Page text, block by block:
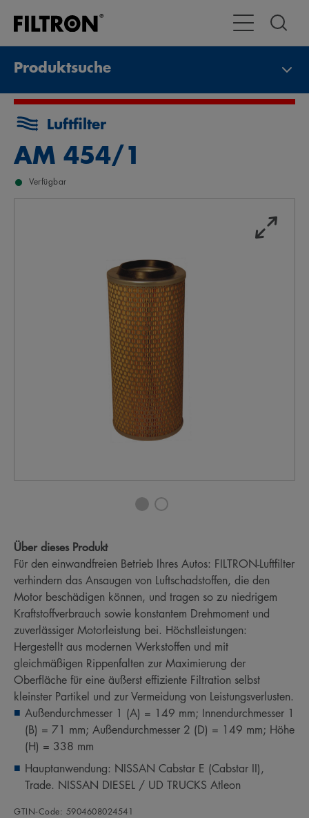
Toggle
Produktsuche
Luftfilter
AM 454/1
Verfügbar
Über dieses Produkt
Für den einwandfreien Betrieb Ihres Autos: FILTRON-Luftfilter
verhindern das Ansaugen von Luftschadstoffen, die den
Motor beschädigen können, und tragen so zu niedrigem
Kraftstoffverbrauch sowie konstantem Drehmoment und
zuverlässiger Motorleistung bei. Höchstleistungen:
Hergestellt aus modernen Werkstoffen und mit
gleichmäßigen Rippenfalten zur Maximierung der
Oberfläche für eine äußerst effiziente Filtration selbst
kleinster Partikel und zur Vermeidung von Leistungsverlusten.
Außendurchmesser 1 (A) = 149 mm; Innendurchmesser 1
(B) = 71 mm; Außendurchmesser 2 (D) = 149 mm; Höhe
(H) = 338 mm
Hauptanwendung: NISSAN Cabstar E (Cabstar II),
Trade. NISSAN DIESEL / UD TRUCKS Atleon
GTIN‑Code: 5904608024541